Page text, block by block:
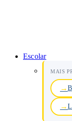
Escolar
MAIS